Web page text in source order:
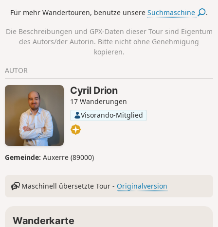
Vitznau, einem charmanten Dorf und Ausgangspunkt der
Für mehr Wandertouren, benutze unsereSuchmaschine .
Die Beschreibungen und GPX-Daten dieser Tour sind Eigentum
des Autors/der Autorin. Bitte nicht ohne Genehmigung
kopieren.
AUTOR
Cyril Drion
17 Wanderungen
Visorando-Mitglied
Gemeinde: Auxerre (89000)
Maschinell übersetzte Tour - Originalversion
Wanderkarte